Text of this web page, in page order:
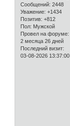
Сообщений: 2448
Уважение: +1434
Позитив: +812
Пол: Мужской
Провел на форуме:
2 месяца 26 дней
Последний визит:
03-08-2026 13:37:00